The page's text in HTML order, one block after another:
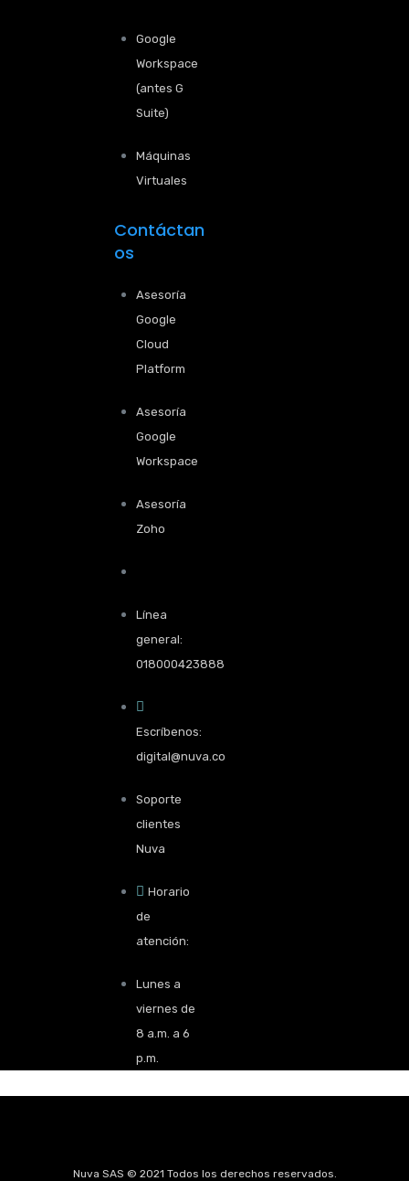
Google
Workspace
(antes G
Suite)
Máquinas
Virtuales
Contáctan
os
Asesoría
Google
Cloud
Platform
Asesoría
Google
Workspace
Asesoría
Zoho
Línea
general:
018000423888
Escríbenos:
digital@nuva.co
Soporte
clientes
Nuva
Horario
de
atención:
Lunes a
viernes de
8 a.m. a 6
p.m.
Nuva SAS © 2021 Todos los derechos reservados.